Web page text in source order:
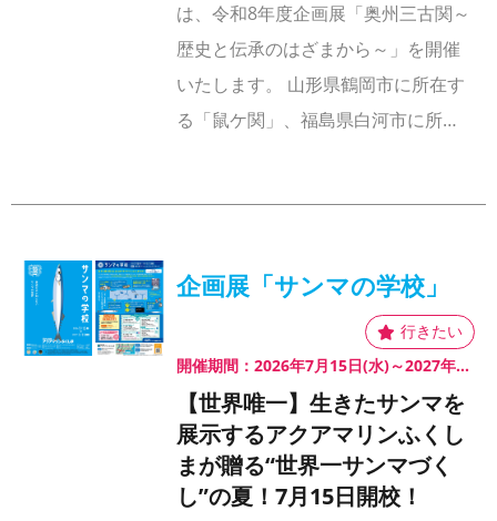
は、令和8年度企画展「奥州三古関～
歴史と伝承のはざまから～」を開催
いたします。 山形県鶴岡市に所在す
る「鼠ケ関」、福島県白河市に所…
企画展「サンマの学校」
開催期間：2026年7月15日(水)～2027年1月11日(月・祝)
【世界唯一】生きたサンマを
展示するアクアマリンふくし
まが贈る“世界一サンマづく
し”の夏！7月15日開校！